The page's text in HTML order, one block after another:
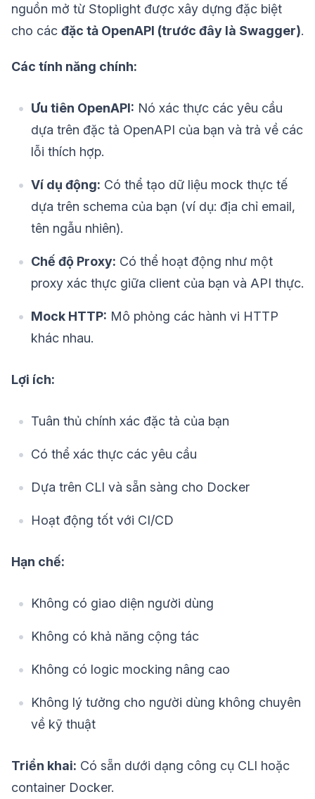
nguồn mở từ Stoplight được xây dựng đặc biệt
cho các đặc tả OpenAPI (trước đây là Swagger).
Các tính năng chính:
Ưu tiên OpenAPI: Nó xác thực các yêu cầu
dựa trên đặc tả OpenAPI của bạn và trả về các
lỗi thích hợp.
Ví dụ động: Có thể tạo dữ liệu mock thực tế
dựa trên schema của bạn (ví dụ: địa chỉ email,
tên ngẫu nhiên).
Chế độ Proxy: Có thể hoạt động như một
proxy xác thực giữa client của bạn và API thực.
Mock HTTP: Mô phỏng các hành vi HTTP
khác nhau.
Lợi ích:
Tuân thủ chính xác đặc tả của bạn
Có thể xác thực các yêu cầu
Dựa trên CLI và sẵn sàng cho Docker
Hoạt động tốt với CI/CD
Hạn chế:
Không có giao diện người dùng
Không có khả năng cộng tác
Không có logic mocking nâng cao
Không lý tưởng cho người dùng không chuyên
về kỹ thuật
Triển khai: Có sẵn dưới dạng công cụ CLI hoặc
container Docker.